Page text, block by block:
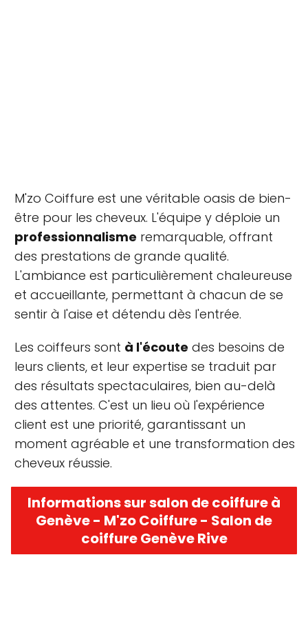
M'zo Coiffure est une véritable oasis de bien-
être pour les cheveux. L'équipe y déploie un
professionnalisme remarquable, offrant
des prestations de grande qualité.
L'ambiance est particulièrement chaleureuse
et accueillante, permettant à chacun de se
sentir à l'aise et détendu dès l'entrée.
Les coiffeurs sont à l'écoute des besoins de
leurs clients, et leur expertise se traduit par
des résultats spectaculaires, bien au-delà
des attentes. C'est un lieu où l'expérience
client est une priorité, garantissant un
moment agréable et une transformation des
cheveux réussie.
Informations sur salon de coiffure à
Genève - M'zo Coiffure - Salon de
coiffure Genève Rive